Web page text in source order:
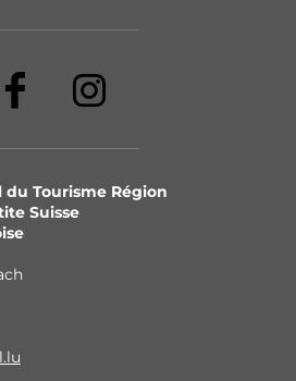
du Tourisme Région
Suisse